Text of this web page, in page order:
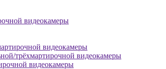
видеокамеры
видеокамеры
трёхмартирочной видеокамеры
видеокамеры